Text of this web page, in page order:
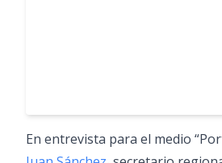
En entrevista para el medio